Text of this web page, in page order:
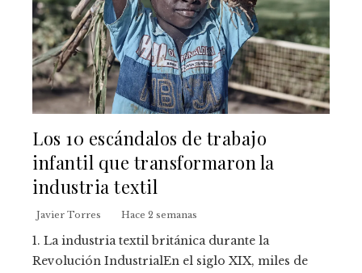
Los 10 escándalos de trabajo
infantil que transformaron la
industria textil
Javier Torres Hace 2 semanas
1. La industria textil británica durante la
Revolución IndustrialEn el siglo XIX, miles de